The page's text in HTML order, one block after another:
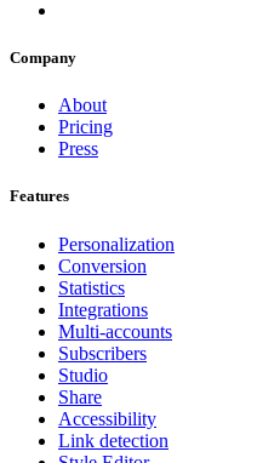
Company
About
Pricing
Press
Features
Personalization
Conversion
Statistics
Integrations
Multi-accounts
Subscribers
Studio
Share
Accessibility
Link detection